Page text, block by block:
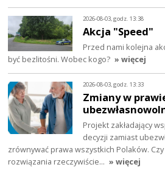
2026-08-03, godz. 13:38
Akcja "Speed"
Przed nami kolejna
być bezlitośni. Wobec kogo? » więcej
2026-08-03, godz. 13:33
Zmiany w
Projekt zakładający
decyzji zamiast
zrównywać prawa wszystkich Polaków.
rozwiązania rzeczywiście… » więcej